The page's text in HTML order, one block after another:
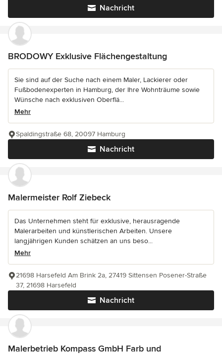
Nachricht
BRODOWY Exklusive Flächengestaltung
Sie sind auf der Suche nach einem Maler, Lackierer oder
Fußbodenexperten in Hamburg, der Ihre Wohnträume sowie
Wünsche nach exklusiven Oberflä...
Mehr
Nachricht
Spaldingstraße 68, 20097 Hamburg
Malermeister Rolf Ziebeck
Das Unternehmen steht für exklusive, herausragende
Malerarbeiten und künstlerischen Arbeiten. Unsere
langjährigen Kunden schätzen an uns beso...
Mehr
Nachricht
21698 Harsefeld Am Brink 2a, 27419 Sittensen Posener-Straße
37, 21698 Harsefeld
Malerbetrieb Kompass GmbH Farb und